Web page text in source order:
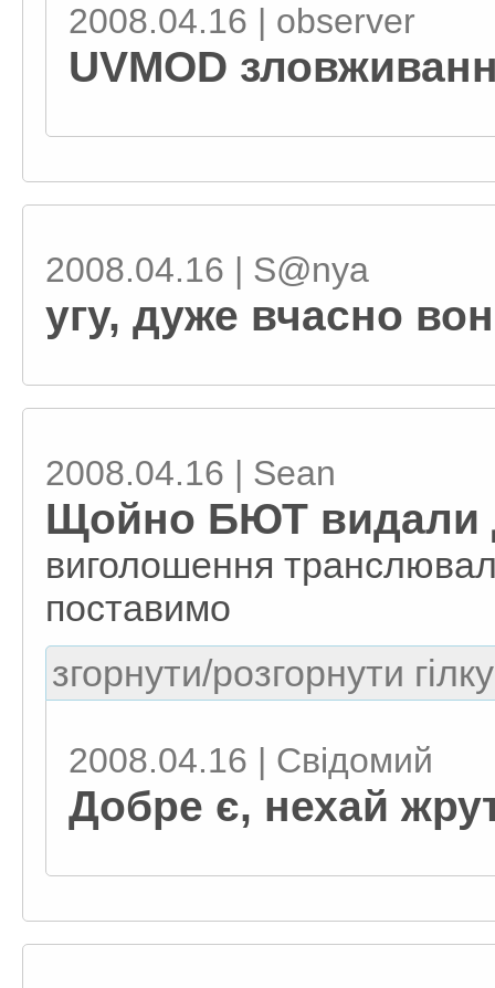
2008.04.16 | observеr
UVMOD
2008.04.16 | S@nya
угу, дуже вчасно
2008.04.16 | Sean
Щойно БЮТ видали
виголошення
поставимо
згорнути/розгорнути
2008.04.16 | Свiдомий
Добре є, нехай